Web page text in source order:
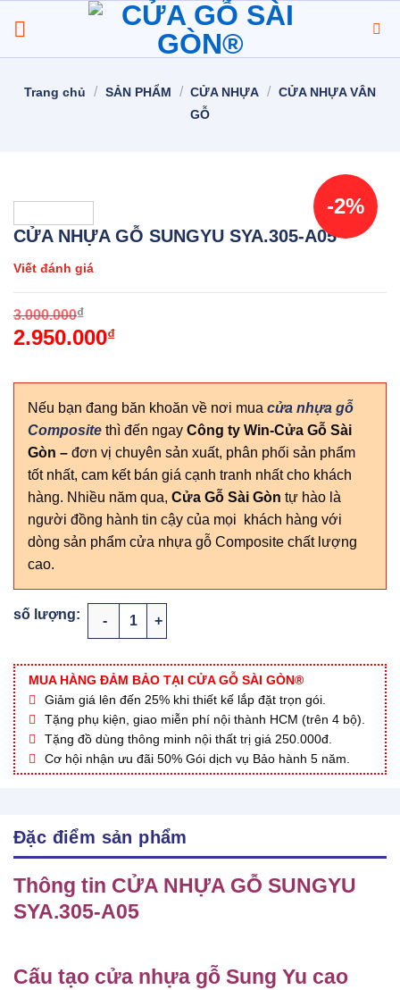
đến
nội
Trang chủ / SẢN PHẨM / CỬA NHỰA / CỬA NHỰA VÂN
GỖ
-2%
CỬA NHỰA GỖ SUNGYU SYA.305-A05
Viết đánh giá
3.000.000₫
2.950.000₫
Nếu bạn đang băn khoăn về nơi mua cửa nhựa gỗ
Composite thì đến ngay Công ty Win-Cửa Gỗ Sài
Gòn – đơn vị chuyên sản xuất, phân phối sản phẩm
tốt nhất, cam kết bán giá cạnh tranh nhất cho khách
hàng. Nhiều năm qua, Cửa Gỗ Sài Gòn tự hào là
người đồng hành tin cậy của mọi khách hàng với
dòng sản phẩm cửa nhựa gỗ Composite chất lượng
cao.
CỬA NHỰA GỖ SUNGYU SYA.305-A05 số lượng
MUA HÀNG ĐẢM BẢO TẠI CỬA GỖ SÀI GÒN®
Giảm giá lên đến 25% khi thiết kế lắp đặt trọn gói.
Tặng phụ kiện, giao miễn phí nội thành HCM (trên 4 bộ).
Tặng đồ dùng thông minh nội thất trị giá 250.000đ.
Cơ hội nhận ưu đãi 50% Gói dịch vụ Bảo hành 5 năm.
Đặc điểm sản phẩm
Thông tin CỬA NHỰA GỖ SUNGYU
SYA.305-A05
Cấu tạo cửa nhựa gỗ Sung Yu cao